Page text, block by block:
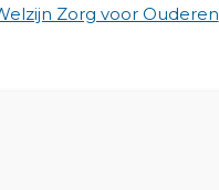
Zorg voor Ouderen